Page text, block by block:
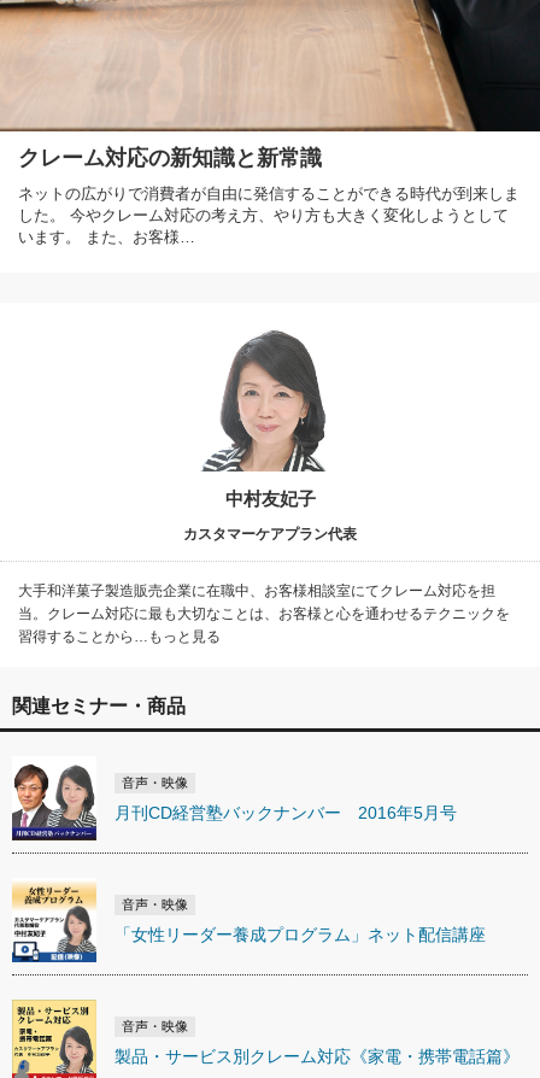
クレーム対応の新知識と新常識
ネットの広がりで消費者が自由に発信することができる時代が到来しま
した。 今やクレーム対応の考え方、やり方も大きく変化しようとして
います。 また、お客様…
中村友妃子
カスタマーケアプラン代表
大手和洋菓子製造販売企業に在職中、お客様相談室にてクレーム対応を担
当。クレーム対応に最も大切なことは、お客様と心を通わせるテクニックを
習得することから…もっと見る
関連セミナー・商品
音声・映像
月刊CD経営塾バックナンバー 2016年5月号
音声・映像
「女性リーダー養成プログラム」ネット配信講座
音声・映像
製品・サービス別クレーム対応《家電・携帯電話篇》